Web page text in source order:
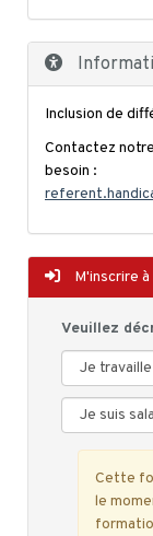
Inclusion de
Contactez notre
besoin :
M'inscrire
Veuillez
Cette
le